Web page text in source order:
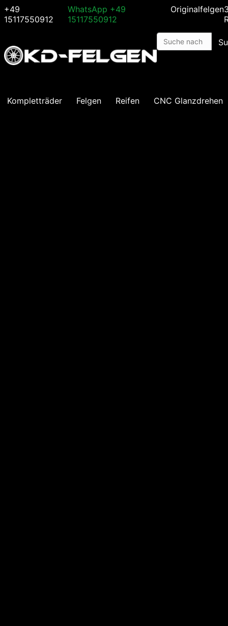
+49
15117550912
WhatsApp +49
15117550912
Originalfelgen
Kompletträder Felgen Reifen CNC Glanzdrehen